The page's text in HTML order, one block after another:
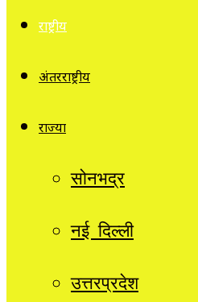
राष्ट्रीय
अंतरराष्ट्रीय
राज्यों
सोनभद्र
नई दिल्ली
उत्तरप्रदेश